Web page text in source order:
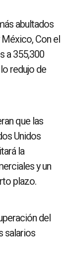
abultados
Con el
a 355,300
redujo de
que las
Unidos
la
y un
plazo.
del
salarios